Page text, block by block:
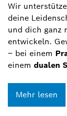
Wir
deine
und dich ganz
entwickeln.
– bei einem
einem dualen
Mehr lesen